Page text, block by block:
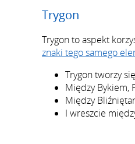
Trygon
Trygon to aspekt
znaki tego samego
Trygon tworzy
Między Bykiem,
Między
I wreszcie